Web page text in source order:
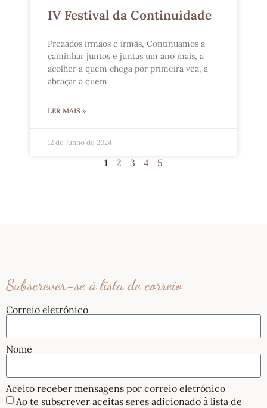
IV Festival da Continuidade
Prezados irmãos e irmãs, Continuamos a
caminhar juntos e juntas um ano mais, a
acolher a quem chega por primeira vez, a
abraçar a quem
LER MAIS »
12 de Junho de 2024
1 2 3 4 5
Subscrever-se à lista de correio
Correio eletrónico
Nome
Aceito receber mensagens por correio eletrónico
Ao te subscrever aceitas seres adicionado à lista de